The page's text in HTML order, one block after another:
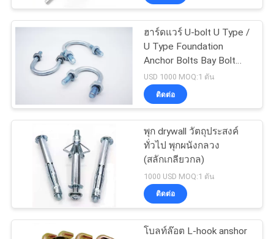
ฮาร์ดแวร์ U-bolt U Type /
U Type Foundation
Anchor Bolts Bay Bolt
สำหรับแบบหล่อคอนกรีต
USD 1000 MOQ:1 ตัน
ติดต่อ
พุก drywall วัตถุประสงค์
ทั่วไป พุกผนังกลวง
(สลักเกลียวกล)
1000 USD MOQ:1 ตัน
ติดต่อ
โบลท์ล๊อต L-hook anshor